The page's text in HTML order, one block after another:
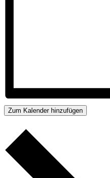
Zum Kalender hinzufügen